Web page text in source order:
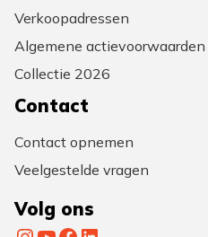
Verkoopadressen
Algemene actievoorwaarden
Collectie 2026
Contact
Contact opnemen
Veelgestelde vragen
Volg ons